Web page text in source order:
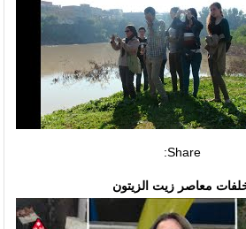
Share:
معاصر زيت الزيتون